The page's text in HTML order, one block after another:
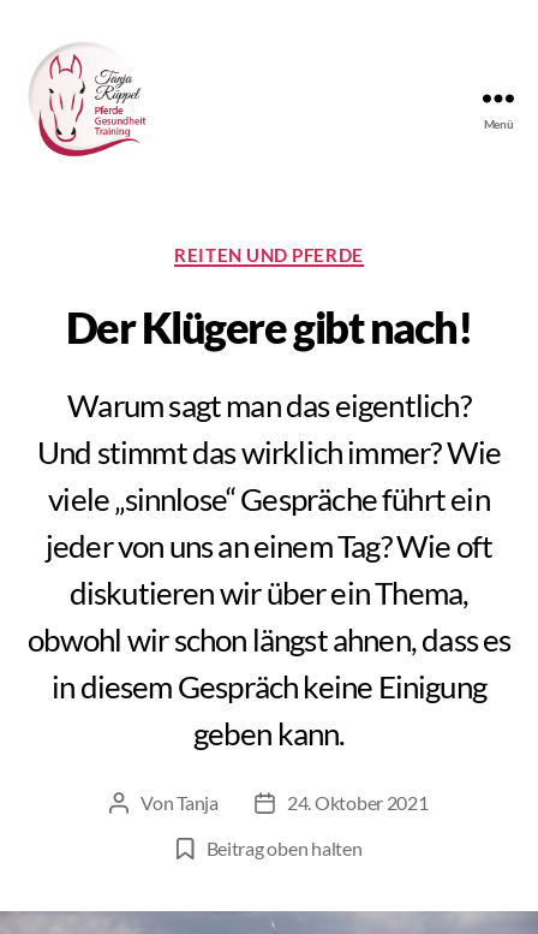
Menü
Kategorien
REITEN UND PFERDE
Der Klügere gibt nach!
Warum sagt man das eigentlich?
Und stimmt das wirklich immer? Wie
viele „sinnlose“ Gespräche führt ein
jeder von uns an einem Tag? Wie oft
diskutieren wir über ein Thema,
obwohl wir schon längst ahnen, dass es
in diesem Gespräch keine Einigung
geben kann.
Beitragsautor
VonTanja Beitragsdatum
24. Oktober 2021
Beitrag oben halten